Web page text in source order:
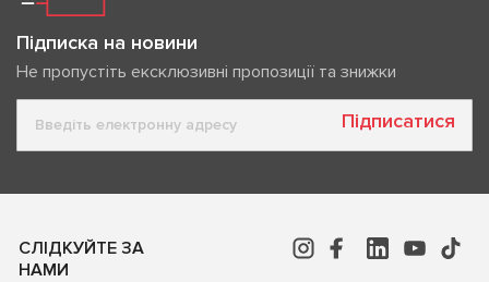
Підписка на новини
Не пропустіть ексклюзивні пропозиції та знижки
Підписатися
СЛІДКУЙТЕ ЗА
НАМИ